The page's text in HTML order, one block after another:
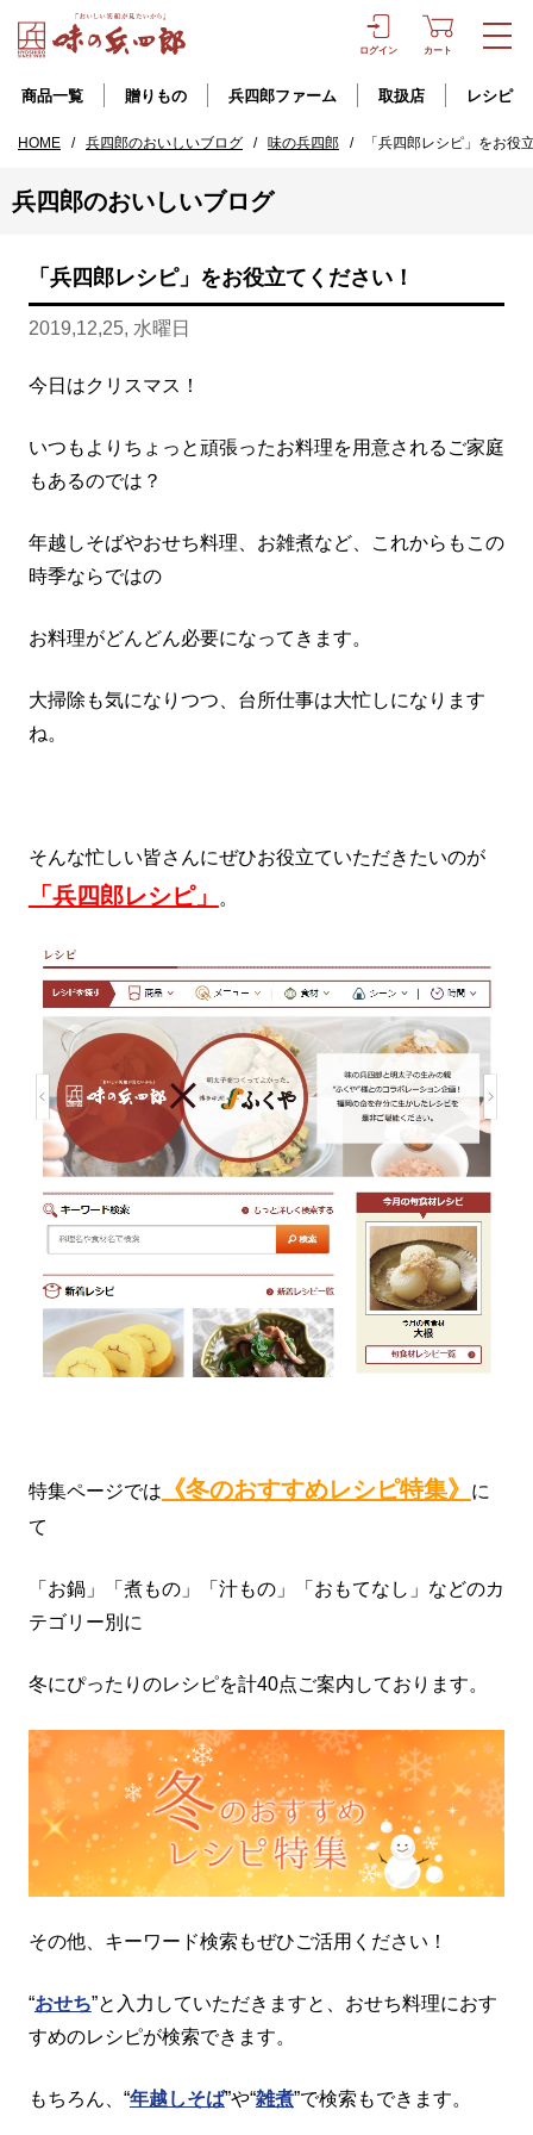
ログイン カート
商品一覧 贈りもの 兵四郎ファーム 取扱店 レシピ
HOME / 兵四郎のおいしいブログ / 味の兵四郎 / 「兵四郎レシピ」をお役
兵四郎のおいしいブログ
「兵四郎レシピ」をお役立てください！
2019,12,25, 水曜日
今日はクリスマス！
いつもよりちょっと頑張ったお料理を用意されるご家庭
もあるのでは？
年越しそばやおせち料理、お雑煮など、これからもこの
時季ならではの
お料理がどんどん必要になってきます。
大掃除も気になりつつ、台所仕事は大忙しになります
ね。
そんな忙しい皆さんにぜひお役立ていただきたいのが
「兵四郎レシピ」 。
特集ページでは 《冬のおすすめレシピ特集》
に
て
「お鍋」「煮もの」「汁もの」「おもてなし」などのカ
テゴリー別に
冬にぴったりのレシピを計40点ご案内しております。
その他、キーワード検索もぜひご活用ください！
“おせち”と入力していただきますと、おせち料理におす
すめのレシピが検索できます。
もちろん、“年越しそば”や“雑煮”で検索もできます。